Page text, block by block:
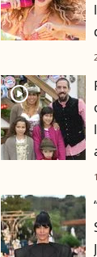
player2